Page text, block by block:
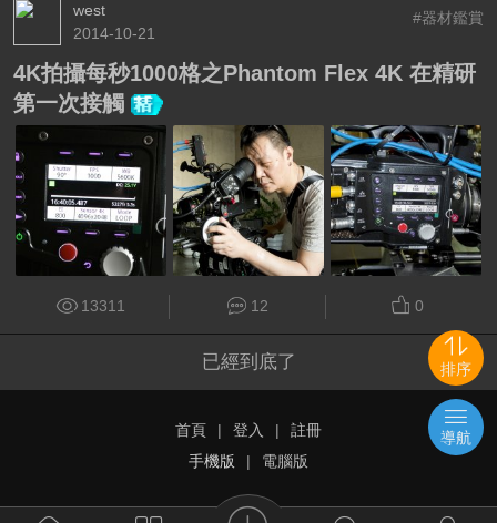
west
2014-10-21
#器材鑑賞
4K拍攝每秒1000格之Phantom Flex 4K 在精研
第一次接觸
13311 12 0
已經到底了
首頁 | 登入 |
註冊
手機版
| 電腦版
排序
導航